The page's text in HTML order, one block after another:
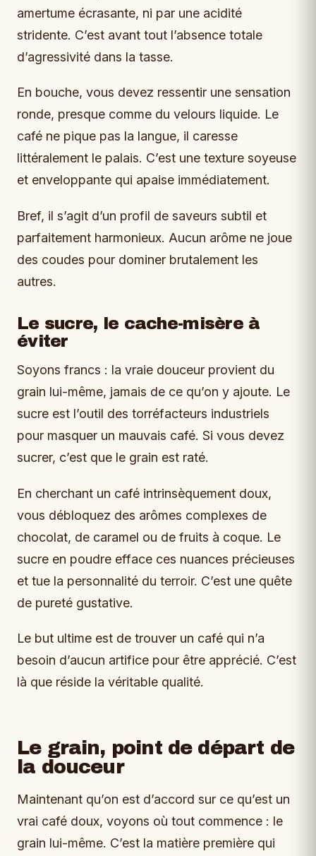
amertume écrasante, ni par une acidité
stridente. C’est avant tout l’absence totale
d’agressivité dans la tasse.
En bouche, vous devez ressentir une sensation
ronde, presque comme du velours liquide. Le
café ne pique pas la langue, il caresse
littéralement le palais. C’est une texture soyeuse
et enveloppante qui apaise immédiatement.
Bref, il s’agit d’un profil de saveurs subtil et
parfaitement harmonieux. Aucun arôme ne joue
des coudes pour dominer brutalement les
autres.
Le sucre, le cache-misère à
éviter
Soyons francs : la vraie douceur provient du
grain lui-même, jamais de ce qu’on y ajoute. Le
sucre est l’outil des torréfacteurs industriels
pour masquer un mauvais café. Si vous devez
sucrer, c’est que le grain est raté.
En cherchant un café intrinsèquement doux,
vous débloquez des arômes complexes de
chocolat, de caramel ou de fruits à coque. Le
sucre en poudre efface ces nuances précieuses
et tue la personnalité du terroir. C’est une quête
de pureté gustative.
Le but ultime est de trouver un café qui n’a
besoin d’aucun artifice pour être apprécié. C’est
là que réside la véritable qualité.
Le grain, point de départ de
la douceur
Maintenant qu’on est d’accord sur ce qu’est un
vrai café doux, voyons où tout commence : le
grain lui-même. C’est la matière première qui